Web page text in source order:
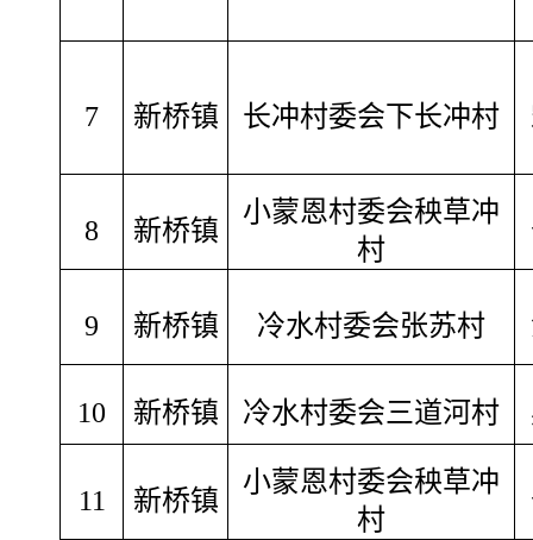
7 新桥镇 长冲村委会下长冲村
8 新桥镇
小蒙恩村委会秧草冲
村
9 新桥镇 冷水村委会张苏村
10 新桥镇 冷水村委会三道河村
11 新桥镇
小蒙恩村委会秧草冲
村